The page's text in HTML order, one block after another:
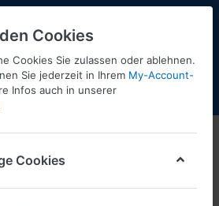
Shopaktualisierung
Cookies
Cookies Sie zulassen oder ablehnen.
Sie jederzeit in Ihrem My-Account-
Infos auch in unserer
Cookies